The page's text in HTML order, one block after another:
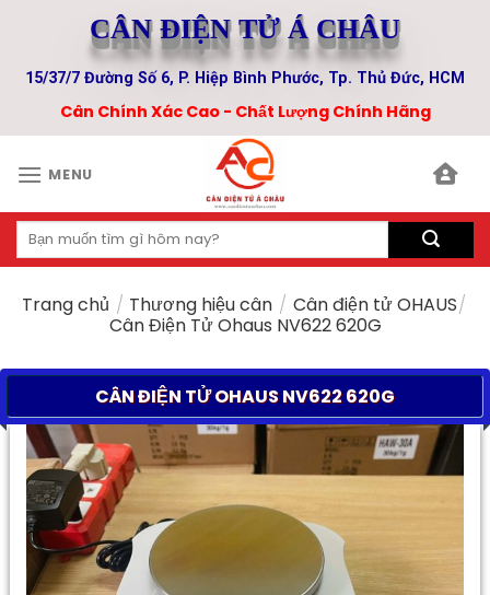
content
CÂN ĐIỆN TỬ Á CHÂU
15/37/7 Đường Số 6, P. Hiệp Bình Phước, Tp. Thủ Đức, HCM
Cân Chính Xác Cao - Chất Lượng Chính Hãng
MENU
Tìm
kiếm:
Trang chủ / Thương hiệu cân / Cân điện tử OHAUS/
Cân Điện Tử Ohaus NV622 620G
CÂN ĐIỆN TỬ OHAUS NV622 620G